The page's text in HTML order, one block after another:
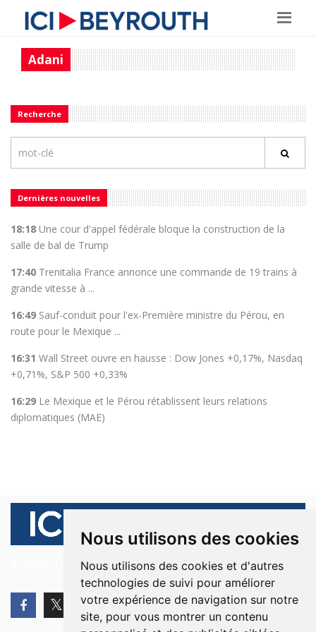
Nous utilisons des cookies
Nous utilisons des cookies et d'autres
technologies de suivi pour améliorer
votre expérience de navigation sur notre
site, pour vous montrer un contenu
Adani
Recherche
Dernières nouvelles
18:18 Une cour d'appel fédérale bloque la construction de la
salle de bal de Trump
17:40 Trenitalia France annonce une commande de 19 trains à
grande vitesse à ...
16:49 Sauf-conduit pour l'ex-Première ministre du Pérou, en
route pour le Mexique ...
16:31 Wall Street ouvre en hausse : Dow Jones +0,17%, Nasdaq
+0,71%, S&P 500 +0,33%
16:29 Le Mexique et le Pérou rétablissent leurs relations
diplomatiques (MAE)
© 2026 Ici Beyrouth. Tous les droits sont réservés.